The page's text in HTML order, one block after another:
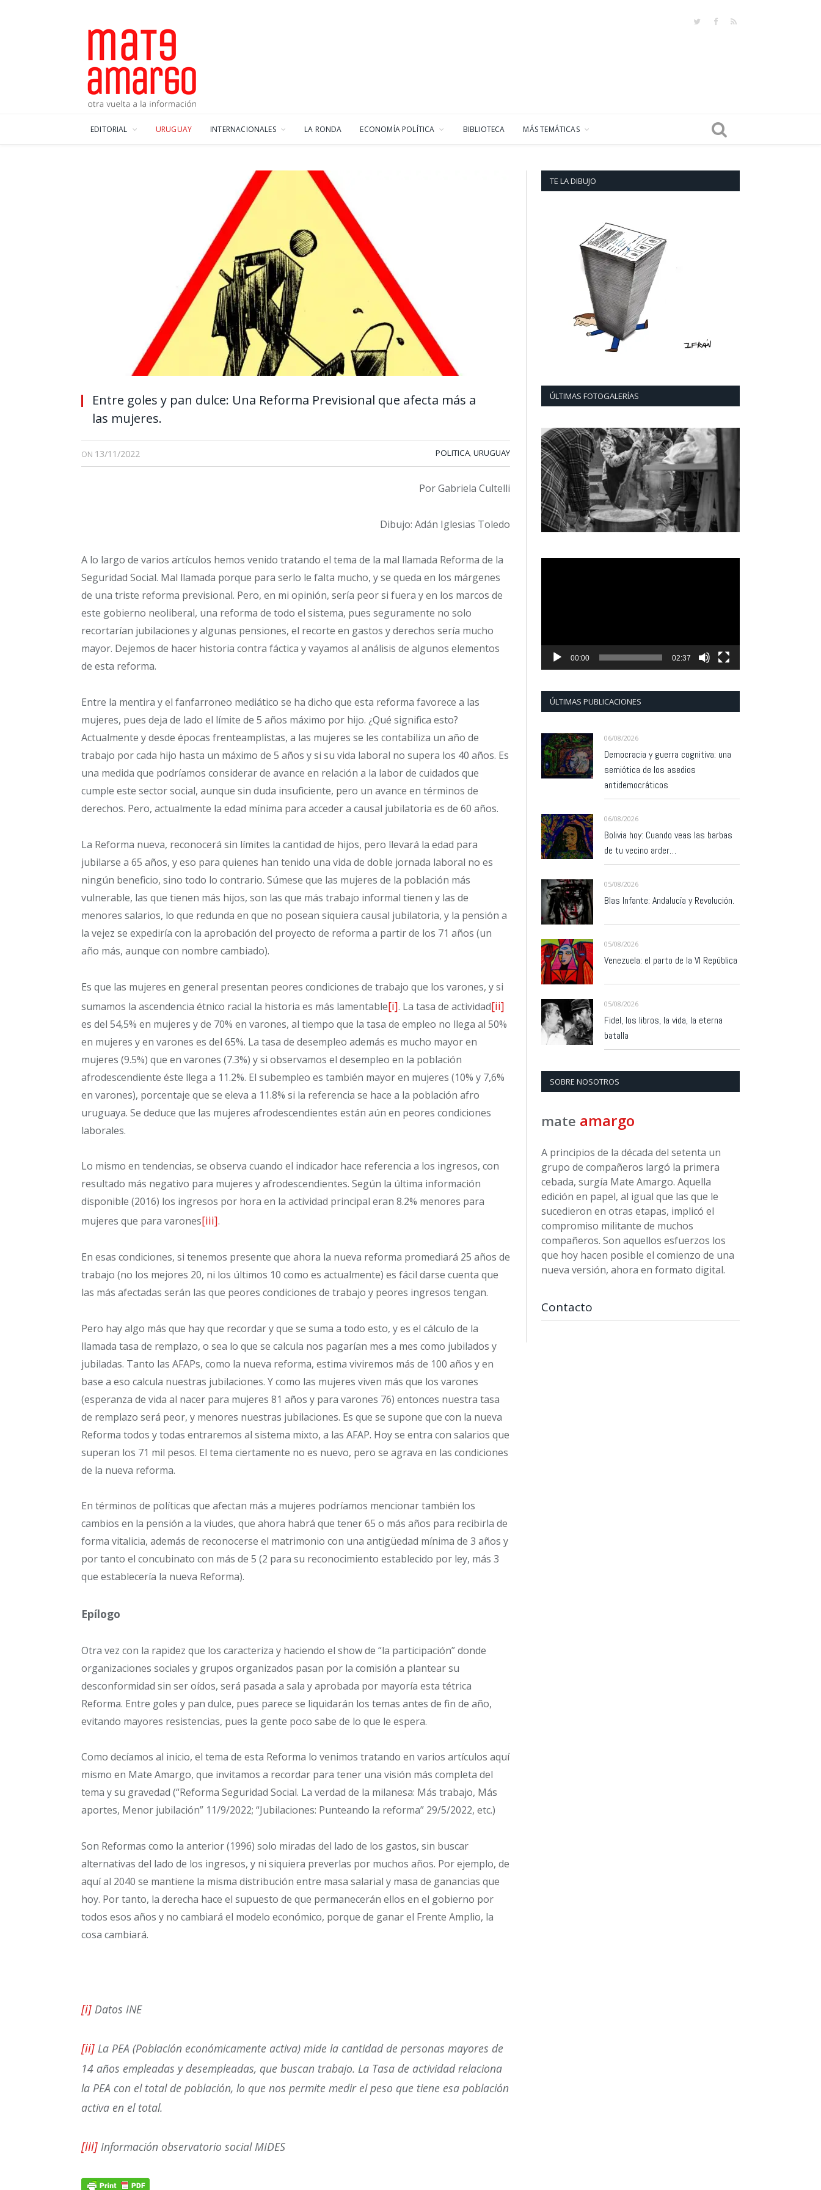
TwitterFacebook
RSS
EDITORIAL URUGUAY INTERNACIONALES LA RONDA ECONOMÍA POLÍTICA BIBLIOTECA MÁS TEMÁTICAS
Entre goles y pan dulce: Una Reforma Previsional que afecta más a
las mujeres.
ON 13/11/2022 POLITICA, URUGUAY
Por Gabriela Cultelli
Dibujo: Adán Iglesias Toledo
A lo largo de varios artículos hemos venido tratando el tema de la mal llamada Reforma de la
Seguridad Social. Mal llamada porque para serlo le falta mucho, y se queda en los márgenes
de una triste reforma previsional. Pero, en mi opinión, sería peor si fuera y en los marcos de
este gobierno neoliberal, una reforma de todo el sistema, pues seguramente no solo
recortarían jubilaciones y algunas pensiones, el recorte en gastos y derechos sería mucho
mayor. Dejemos de hacer historia contra fáctica y vayamos al análisis de algunos elementos
de esta reforma.
Entre la mentira y el fanfarroneo mediático se ha dicho que esta reforma favorece a las
mujeres, pues deja de lado el límite de 5 años máximo por hijo. ¿Qué significa esto?
Actualmente y desde épocas frenteamplistas, a las mujeres se les contabiliza un año de
trabajo por cada hijo hasta un máximo de 5 años y si su vida laboral no supera los 40 años. Es
una medida que podríamos considerar de avance en relación a la labor de cuidados que
cumple este sector social, aunque sin duda insuficiente, pero un avance en términos de
derechos. Pero, actualmente la edad mínima para acceder a causal jubilatoria es de 60 años.
La Reforma nueva, reconocerá sin límites la cantidad de hijos, pero llevará la edad para
jubilarse a 65 años, y eso para quienes han tenido una vida de doble jornada laboral no es
ningún beneficio, sino todo lo contrario. Súmese que las mujeres de la población más
vulnerable, las que tienen más hijos, son las que más trabajo informal tienen y las de
menores salarios, lo que redunda en que no posean siquiera causal jubilatoria, y la pensión a
la vejez se expediría con la aprobación del proyecto de reforma a partir de los 71 años (un
año más, aunque con nombre cambiado).
Es que las mujeres en general presentan peores condiciones de trabajo que los varones, y si
sumamos la ascendencia étnico racial la historia es más lamentable[i]. La tasa de actividad[ii]
es del 54,5% en mujeres y de 70% en varones, al tiempo que la tasa de empleo no llega al 50%
en mujeres y en varones es del 65%. La tasa de desempleo además es mucho mayor en
mujeres (9.5%) que en varones (7.3%) y si observamos el desempleo en la población
afrodescendiente éste llega a 11.2%. El subempleo es también mayor en mujeres (10% y 7,6%
en varones), porcentaje que se eleva a 11.8% si la referencia se hace a la población afro
uruguaya. Se deduce que las mujeres afrodescendientes están aún en peores condiciones
laborales.
Lo mismo en tendencias, se observa cuando el indicador hace referencia a los ingresos, con
resultado más negativo para mujeres y afrodescendientes. Según la última información
disponible (2016) los ingresos por hora en la actividad principal eran 8.2% menores para
mujeres que para varones[iii].
En esas condiciones, si tenemos presente que ahora la nueva reforma promediará 25 años de
trabajo (no los mejores 20, ni los últimos 10 como es actualmente) es fácil darse cuenta que
las más afectadas serán las que peores condiciones de trabajo y peores ingresos tengan.
Pero hay algo más que hay que recordar y que se suma a todo esto, y es el cálculo de la
llamada tasa de remplazo, o sea lo que se calcula nos pagarían mes a mes como jubilados y
jubiladas. Tanto las AFAPs, como la nueva reforma, estima viviremos más de 100 años y en
base a eso calcula nuestras jubilaciones. Y como las mujeres viven más que los varones
(esperanza de vida al nacer para mujeres 81 años y para varones 76) entonces nuestra tasa
de remplazo será peor, y menores nuestras jubilaciones. Es que se supone que con la nueva
Reforma todos y todas entraremos al sistema mixto, a las AFAP. Hoy se entra con salarios que
superan los 71 mil pesos. El tema ciertamente no es nuevo, pero se agrava en las condiciones
de la nueva reforma.
En términos de políticas que afectan más a mujeres podríamos mencionar también los
cambios en la pensión a la viudes, que ahora habrá que tener 65 o más años para recibirla de
forma vitalicia, además de reconocerse el matrimonio con una antigüedad mínima de 3 años y
por tanto el concubinato con más de 5 (2 para su reconocimiento establecido por ley, más 3
que establecería la nueva Reforma).
Epílogo
Otra vez con la rapidez que los caracteriza y haciendo el show de “la participación” donde
organizaciones sociales y grupos organizados pasan por la comisión a plantear su
desconformidad sin ser oídos, será pasada a sala y aprobada por mayoría esta tétrica
Reforma. Entre goles y pan dulce, pues parece se liquidarán los temas antes de fin de año,
evitando mayores resistencias, pues la gente poco sabe de lo que le espera.
Como decíamos al inicio, el tema de esta Reforma lo venimos tratando en varios artículos aquí
mismo en Mate Amargo, que invitamos a recordar para tener una visión más completa del
tema y su gravedad (“Reforma Seguridad Social. La verdad de la milanesa: Más trabajo, Más
aportes, Menor jubilación” 11/9/2022; “Jubilaciones: Punteando la reforma” 29/5/2022, etc.)
Son Reformas como la anterior (1996) solo miradas del lado de los gastos, sin buscar
alternativas del lado de los ingresos, y ni siquiera preverlas por muchos años. Por ejemplo, de
aquí al 2040 se mantiene la misma distribución entre masa salarial y masa de ganancias que
hoy. Por tanto, la derecha hace el supuesto de que permanecerán ellos en el gobierno por
todos esos años y no cambiará el modelo económico, porque de ganar el Frente Amplio, la
cosa cambiará.
[i] Datos INE
[ii] La PEA (Población económicamente activa) mide la cantidad de personas mayores de
14 años empleadas y desempleadas, que buscan trabajo. La Tasa de actividad relaciona
la PEA con el total de población, lo que nos permite medir el peso que tiene esa población
activa en el total.
[iii] Información observatorio social MIDES
TE LA DIBUJO
ÚLTIMAS FOTOGALERÍAS
00:00 02:37
ÚLTIMAS PUBLICACIONES
06/08/2026
Democracia y guerra cognitiva: una
semiótica de los asedios
antidemocráticos
06/08/2026
Bolivia hoy: Cuando veas las barbas
de tu vecino arder…
05/08/2026
Blas Infante: Andalucía y Revolución.
05/08/2026
Venezuela: el parto de la VI República
05/08/2026
Fidel, los libros, la vida, la eterna
batalla
SOBRE NOSOTROS
mate amargo
A principios de la década del setenta un
grupo de compañeros largó la primera
cebada, surgía Mate Amargo. Aquella
edición en papel, al igual que las que le
sucedieron en otras etapas, implicó el
compromiso militante de muchos
compañeros. Son aquellos esfuerzos los
que hoy hacen posible el comienzo de una
nueva versión, ahora en formato digital.
Contacto